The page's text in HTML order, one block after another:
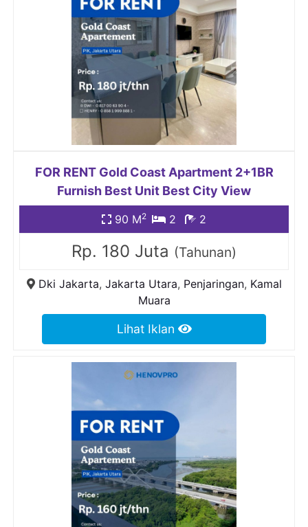
FOR RENT Gold Coast Apartment 2+1BR
Furnish Best Unit Best City View
90 M2 2 2
Rp. 180 Juta (Tahunan)
Dki Jakarta, Jakarta Utara, Penjaringan, Kamal
Muara
Lihat Iklan